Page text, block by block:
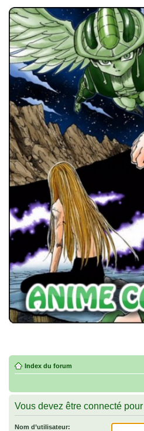
Index du forum
Vous devez être connecté
Nom d’utilisateur: